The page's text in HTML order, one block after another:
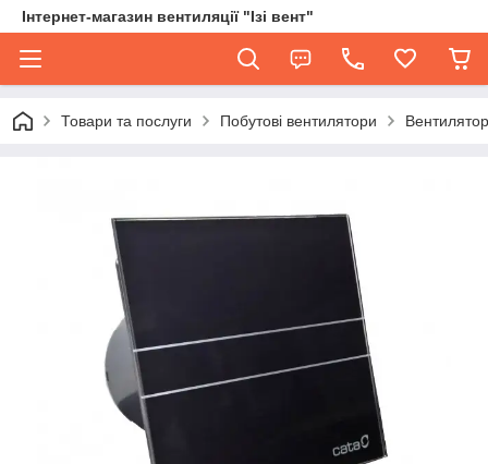
Інтернет-магазин вентиляції "Ізі вент"
Товари та послуги Побутові вентилятори